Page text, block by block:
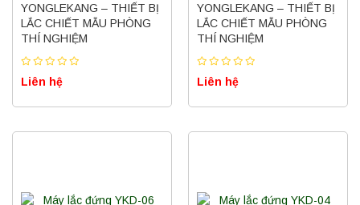
YONGLEKANG – THIẾT BỊ
LẮC CHIẾT MẪU PHÒNG
THÍ NGHIỆM
Liên hệ
YONGLEKANG – THIẾT BỊ
LẮC CHIẾT MẪU PHÒNG
THÍ NGHIỆM
Liên hệ